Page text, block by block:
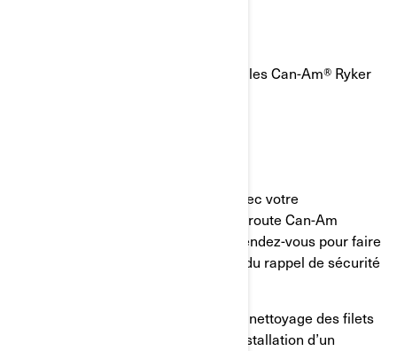
Certains numéros de série de véhicules Can-Am® Ryker
Communiquez immédiatement avec votre
concessionnaire de véhicules sur route Can-Am
autorisé de BRP afin de prendre rendez-vous pour faire
effectuer la procédure découlant du rappel de sécurité
Le concessionnaire procédera au nettoyage des filets
de la colonne de direction et à l’installation d’un